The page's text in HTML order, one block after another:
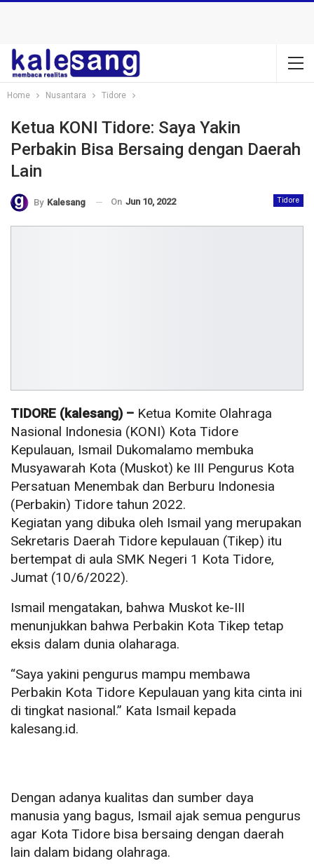
Home Nusantara Tidore
Ketua KONI Tidore: Saya Yakin
Perbakin Bisa Bersaing dengan Daerah
Lain
Tidore
By Kalesang On Jun 10, 2022
TIDORE (kalesang) – Ketua Komite Olahraga
Nasional Indonesia (KONI) Kota Tidore
Kepulauan, Ismail Dukomalamo membuka
Musyawarah Kota (Muskot) ke III Pengurus Kota
Persatuan Menembak dan Berburu Indonesia
(Perbakin) Tidore tahun 2022.
Kegiatan yang dibuka oleh Ismail yang merupakan
Sekretaris Daerah Tidore kepulauan (Tikep) itu
bertempat di aula SMK Negeri 1 Kota Tidore,
Jumat (10/6/2022).
Ismail mengatakan, bahwa Muskot ke-III
menunjukkan bahwa Perbakin Kota Tikep tetap
eksis dalam dunia olaharaga.
“Saya yakini pengurus mampu membawa
Perbakin Kota Tidore Kepulauan yang kita cinta ini
di tingkat nasional.” Kata Ismail kepada
kalesang.id.
Dengan adanya kualitas dan sumber daya
manusia yang bagus, Ismail ajak semua pengurus
agar Kota Tidore bisa bersaing dengan daerah
lain dalam bidang olahraga.